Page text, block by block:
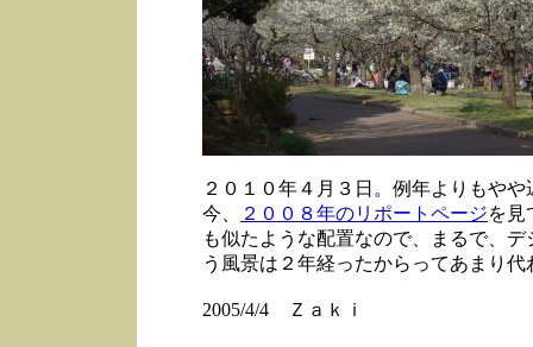
２０１０年４月３日。例年よりもやや
今、
２００８年のリポートページを見
も似たような配置なので、まるで、
う風景は２年経ったからってあまり
2005/4/4 Ｚａｋｉ